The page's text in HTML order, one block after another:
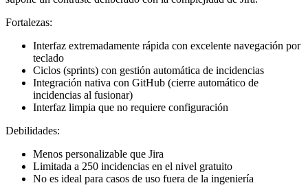
Fortalezas:
Interfaz extremadamente rápida con excelente navegación por
teclado
Ciclos (sprints) con gestión automática de incidencias
Integración nativa con GitHub (cierre automático de
incidencias al fusionar)
Interfaz limpia que no requiere configuración
Debilidades:
Menos personalizable que Jira
Limitada a 250 incidencias en el nivel gratuito
No es ideal para casos de uso fuera de la ingeniería